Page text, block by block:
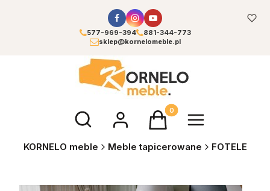
577-969-394
881-344-773
sklep@kornelomeble.pl
Otwórz wyszukiwarkęProdukty w koszyku: 0.
KORNELO meble Meble tapicerowane FOTELE